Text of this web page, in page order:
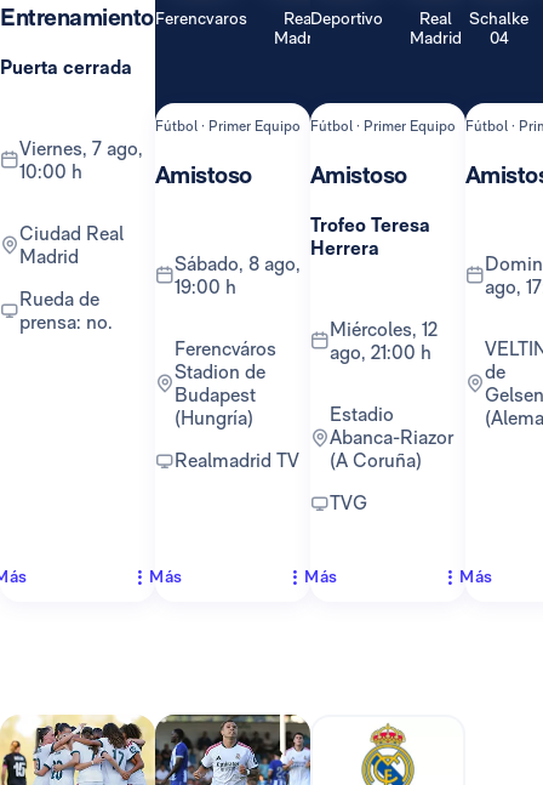
Entrenamiento
Puerta cerrada
viernes, 7 ago,
10:00 h
Ciudad Real
Madrid
Rueda de
prensa: no.
Ferencvaros
Real
Madrid
Fútbol · Primer Equipo
Amistoso
sábado, 8 ago,
19:00 h
Ferencváros
Stadion de
Budapest
(Hungría)
Realmadrid TV
Más
Deportivo
Real
Madrid
Fútbol · Primer Equipo
Amistoso
Trofeo Teresa
Herrera
miércoles, 12
ago, 21:00 h
Estadio
Abanca-Riazor
(A Coruña)
TVG
Más
Schalke
04
Fútbol ·
domingo, 16
ago,
VELTINS-Arena
de
Más